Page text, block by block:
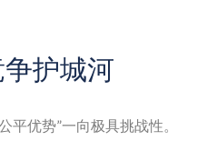
护城河
平优势”一向极具挑战性。